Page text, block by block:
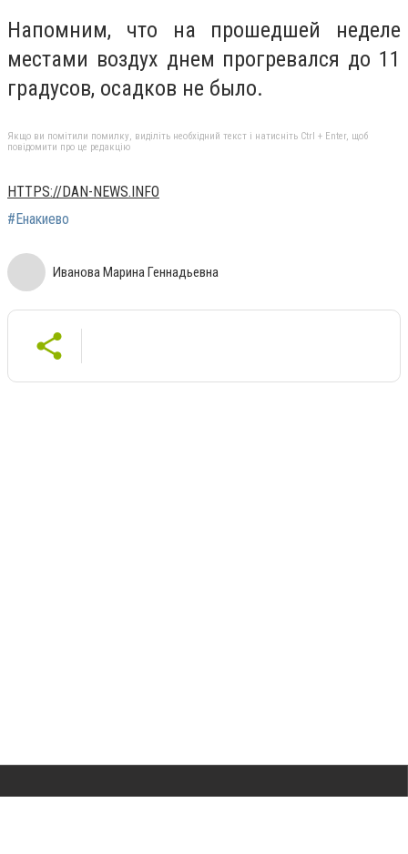
Напомним, что на прошедшей неделе
местами воздух днем прогревался до 11
градусов, осадков не было.
Якщо ви помітили помилку, виділіть необхідний текст і натисніть Ctrl + Enter, щоб
повідомити про це редакцію
HTTPS://DAN-NEWS.INFO
#Енакиево
Иванова Марина Геннадьевна